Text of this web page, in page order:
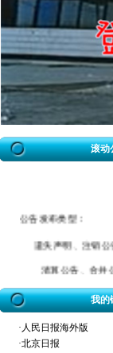
滚动
公告发布类型：
遗失声明、注销公
清算公告、合并
催款公告、拆迁公
开业公告、破产公告
我的
· 人民日报海外版
·北京日报